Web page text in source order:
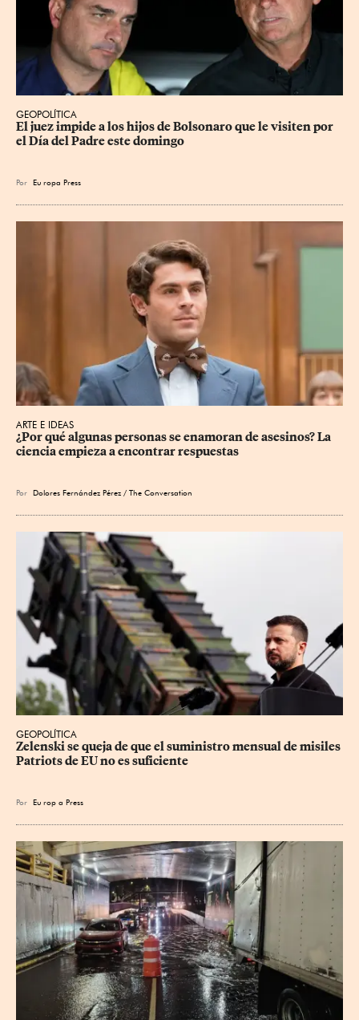
GEOPOLÍTICA
El juez impide a los hijos de Bolsonaro que le visiten por
el Día del Padre este domingo
Por Eu ropa Press
ARTE E IDEAS
¿Por qué algunas personas se enamoran de asesinos? La
ciencia empieza a encontrar respuestas
Por Dolores Fernández Pérez / The Conversation
GEOPOLÍTICA
Zelenski se queja de que el suministro mensual de misiles
Patriots de EU no es suficiente
Por Eu rop a Press